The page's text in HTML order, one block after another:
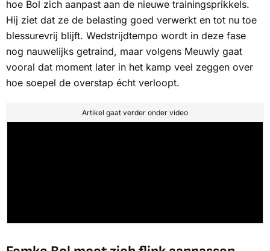
hoe Bol zich aanpast aan de nieuwe trainingsprikkels.
Hij ziet dat ze de belasting goed verwerkt en tot nu toe
blessurevrij blijft. Wedstrijdtempo wordt in deze fase
nog nauwelijks getraind, maar volgens Meuwly gaat
vooral dat moment later in het kamp veel zeggen over
hoe soepel de overstap écht verloopt.
Artikel gaat verder onder video